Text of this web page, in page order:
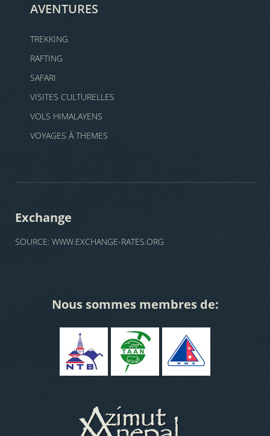
AVENTURES
TREKKING
RAFTING
SAFARI
VISITES CULTURELLES
VOLS HIMALAYENS
VOYAGES À THEMES
Exchange
SOURCE: WWW.EXCHANGE-RATES.ORG
Nous sommes membres de: